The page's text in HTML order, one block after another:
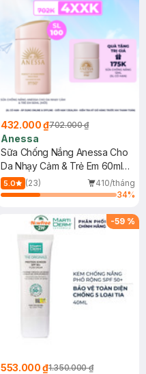
432.000 ₫702.000 ₫
Anessa
Sữa Chống Nắng Anessa Cho
Da Nhạy Cảm & Trẻ Em 60ml
(Mới)
5.0 (23)
410/tháng
34%
-59 %
553.000 ₫1.350.000 ₫